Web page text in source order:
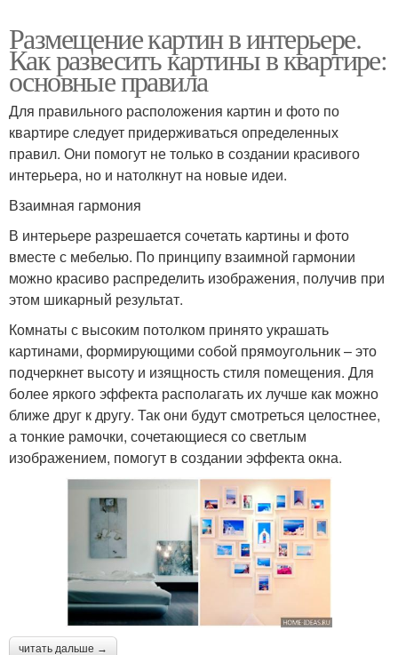
Размещение картин в интерьере.
Как развесить картины в квартире:
основные правила
Для правильного расположения картин и фото по
квартире следует придерживаться определенных
правил. Они помогут не только в создании красивого
интерьера, но и натолкнут на новые идеи.
Взаимная гармония
В интерьере разрешается сочетать картины и фото
вместе с мебелью. По принципу взаимной гармонии
можно красиво распределить изображения, получив при
этом шикарный результат.
Комнаты с высоким потолком принято украшать
картинами, формирующими собой прямоугольник – это
подчеркнет высоту и изящность стиля помещения. Для
более яркого эффекта располагать их лучше как можно
ближе друг к другу. Так они будут смотреться целостнее,
а тонкие рамочки, сочетающиеся со светлым
изображением, помогут в создании эффекта окна.
читать дальше →